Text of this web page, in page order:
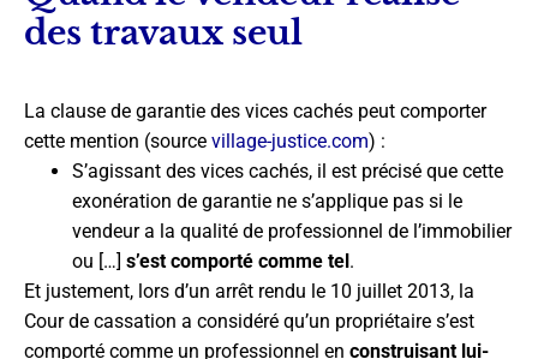
des travaux seul
La clause de garantie des vices cachés peut comporter
cette mention (source village-justice.com) :
S’agissant des vices cachés, il est précisé que cette
exonération de garantie ne s’applique pas si le
vendeur a la qualité de professionnel de l’immobilier
ou […] s’est comporté comme tel.
Et justement, lors d’un arrêt rendu le 10 juillet 2013, la
Cour de cassation a considéré qu’un propriétaire s’est
comporté comme un professionnel en construisant lui-